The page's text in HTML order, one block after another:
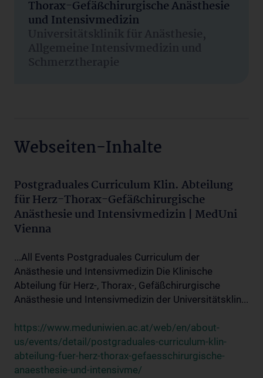
Thorax-Gefäßchirurgische Anästhesie
und Intensivmedizin
Universitätsklinik für Anästhesie,
Allgemeine Intensivmedizin und
Schmerztherapie
Webseiten-Inhalte
Postgraduales Curriculum Klin. Abteilung
für Herz-Thorax-Gefäßchirurgische
Anästhesie und Intensivmedizin | MedUni
Vienna
...All Events Postgraduales Curriculum der
Anästhesie und Intensivmedizin Die Klinische
Abteilung für Herz-, Thorax-, Gefäßchirurgische
Anästhesie und Intensivmedizin der Universitätsklin...
https://www.meduniwien.ac.at/web/en/about-
us/events/detail/postgraduales-curriculum-klin-
abteilung-fuer-herz-thorax-gefaesschirurgische-
anaesthesie-und-intensivme/